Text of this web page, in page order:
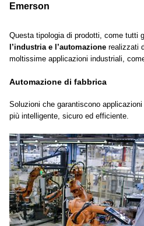
Emerson
Questa tipologia di prodotti, come tutti
l’industria e l’automazione realizzati
moltissime applicazioni industriali,
Automazione di fabbrica
Soluzioni che garantiscono
più intelligente, sicuro ed efficiente.